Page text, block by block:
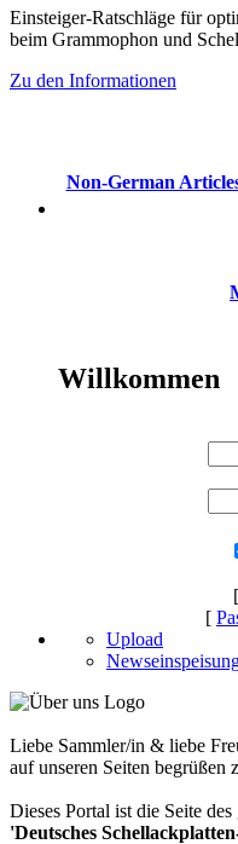
Einsteiger-Ratschläge für
beim Grammophon und
Zu den Informationen
Non-German
Willkommen
[
[
Upload
Liebe Sammler/in & liebe
auf unseren Seiten begrüßen
Dieses Portal ist die Seite
'Deutsches